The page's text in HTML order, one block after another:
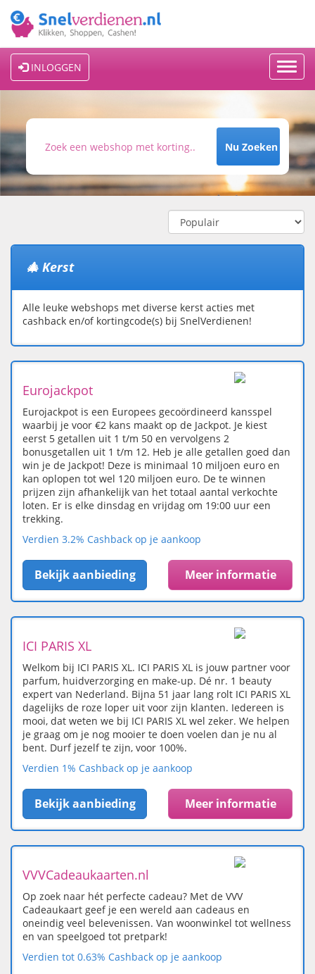
INLOGGEN
Nu Zoeken
🎄 Kerst
Alle leuke webshops met diverse kerst acties met
cashback en/of kortingcode(s) bij SnelVerdienen!
Eurojackpot
Eurojackpot is een Europees gecoördineerd kansspel
waarbij je voor €2 kans maakt op de Jackpot. Je kiest
eerst 5 getallen uit 1 t/m 50 en vervolgens 2
bonusgetallen uit 1 t/m 12. Heb je alle getallen goed dan
win je de Jackpot! Deze is minimaal 10 miljoen euro en
kan oplopen tot wel 120 miljoen euro. De te winnen
prijzen zijn afhankelijk van het totaal aantal verkochte
loten. Er is elke dinsdag en vrijdag om 19:00 uur een
trekking.
Verdien 3.2% Cashback op je aankoop
Bekijk aanbieding Meer informatie
ICI PARIS XL
Welkom bij ICI PARIS XL. ICI PARIS XL is jouw partner voor
parfum, huidverzorging en make-up. Dé nr. 1 beauty
expert van Nederland. Bijna 51 jaar lang rolt ICI PARIS XL
dagelijks de roze loper uit voor zijn klanten. Iedereen is
mooi, dat weten we bij ICI PARIS XL wel zeker. We helpen
je graag om je nog mooier te doen voelen dan je nu al
bent. Durf jezelf te zijn, voor 100%.
Verdien 1% Cashback op je aankoop
Bekijk aanbieding Meer informatie
VVVCadeaukaarten.nl
Op zoek naar hét perfecte cadeau? Met de VVV
Cadeaukaart geef je een wereld aan cadeaus en
oneindig veel belevenissen. Van woonwinkel tot wellness
en van speelgoed tot pretpark!
Verdien tot 0.63% Cashback op je aankoop